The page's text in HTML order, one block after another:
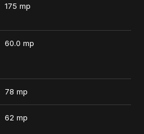
175 mp
60.0 mp
78 mp
62 mp